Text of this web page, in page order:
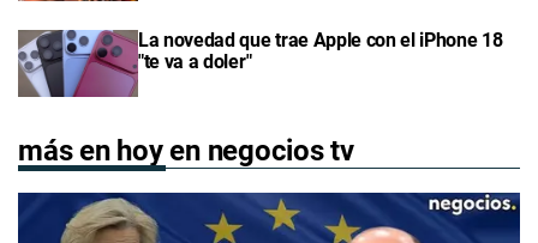
La novedad que trae Apple con el iPhone 18
"te va a doler"
más en hoy en negocios tv